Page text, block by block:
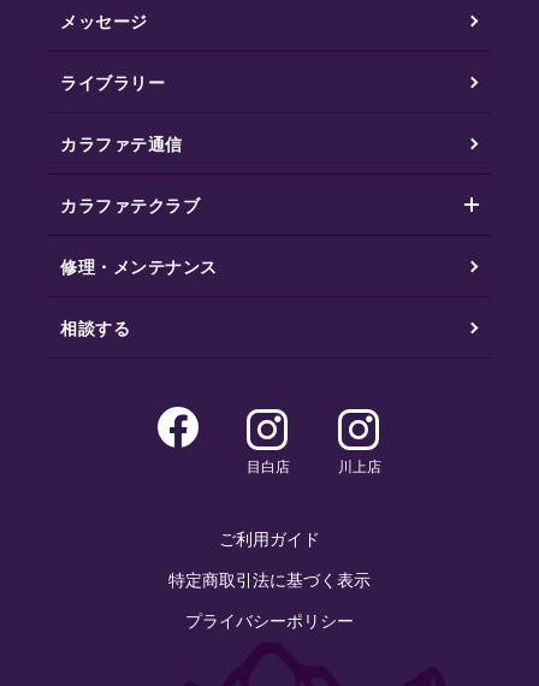
メッセージ
ライブラリー
カラファテ通信
カラファテクラブ
修理・メンテナンス
相談する
目白店 川上店
ご利用ガイド
特定商取引法に基づく表示
プライバシーポリシー